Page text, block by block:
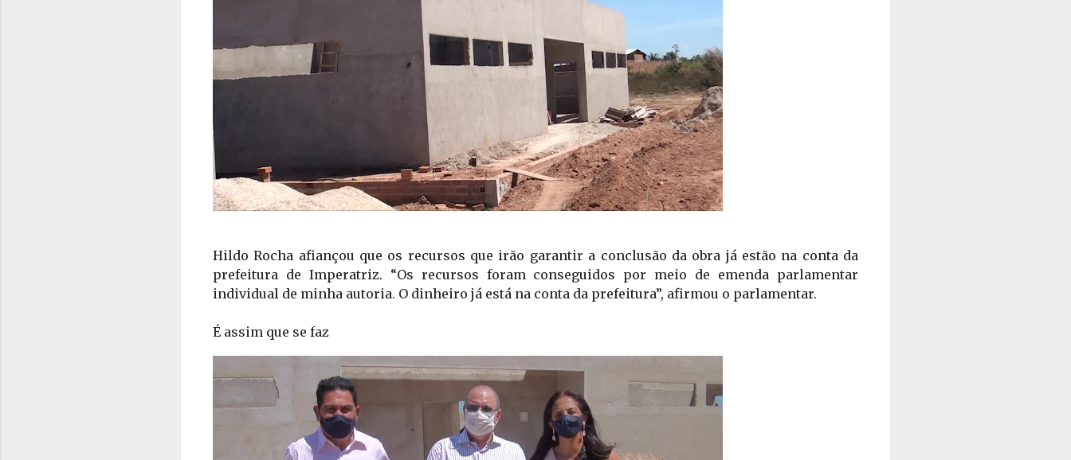
Hildo Rocha afiançou que os recursos que irão garantir a conclusão da obra já estão na conta da
prefeitura de Imperatriz. “Os recursos foram conseguidos por meio de emenda parlamentar
individual de minha autoria. O dinheiro já está na conta da prefeitura”, afirmou o parlamentar.
É assim que se faz